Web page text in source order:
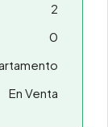
2
0
En Venta